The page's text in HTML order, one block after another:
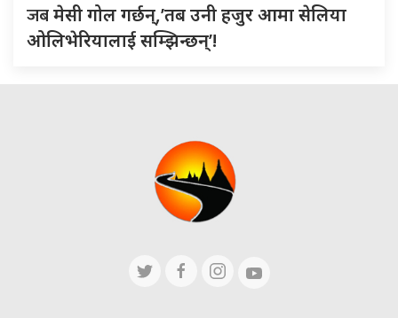
जबमेसी गोल गर्छन्,’तब उनी हजुर आमा सेलिया
ओलिभेरियालाई सम्झिन्छन्’!